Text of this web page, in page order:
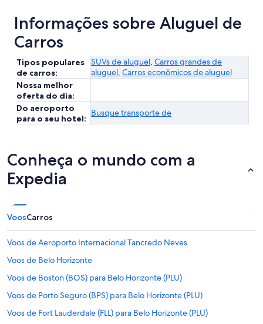
Informações sobre Aluguel de
Carros
Tipos populares
de carros:
SUVs de aluguel, Carros grandes de
aluguel, Carros econômicos de aluguel
Nossa melhor
oferta do dia:
Do aeroporto
para o seu hotel:
Busque transporte de
Conheça o mundo com a
Expedia
VoosCarros
Voos de Aeroporto Internacional Tancredo Neves
Voos de Belo Horizonte
Voos de Boston (BOS) para Belo Horizonte (PLU)
Voos de Porto Seguro (BPS) para Belo Horizonte (PLU)
Voos de Fort Lauderdale (FLL) para Belo Horizonte (PLU)